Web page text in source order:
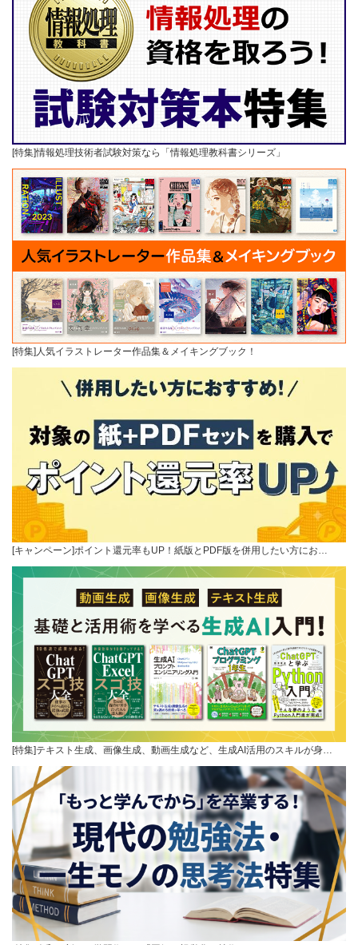
[特集]情報処理技術者試験対策なら「情報処理教科書シリーズ」
[特集]人気イラストレーター作品集＆メイキングブック！
[キャンペーン]ポイント還元率もUP！紙版とPDF版を併用したい方にお…
[特集]テキスト生成、画像生成、動画生成など、生成AI活用のスキルが身…